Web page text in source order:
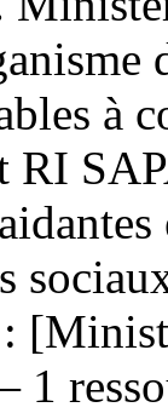
à
RI